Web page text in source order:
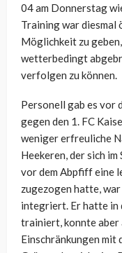
04 am Donnerstag
Training war diesmal
Möglichkeit zu
wetterbedingt
verfolgen zu können.
Personell gab es vor
gegen den 1. FC
weniger erfreuliche
Heekeren, der sich
vor dem Abpfiff eine
zugezogen hatte,
integriert. Er hatte in
trainiert, konnte aber
Einschränkungen mit